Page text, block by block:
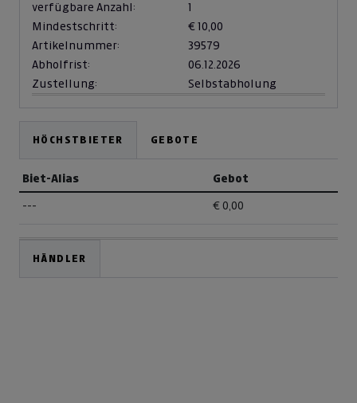
verfügbare Anzahl:
1
Mindestschritt:
€ 10,00
Artikelnummer:
39579
Abholfrist:
06.12.2026
Zustellung:
Selbstabholung
HÖCHSTBIETER GEBOTE
Biet-Alias Gebot
--- € 0,00
HÄNDLER